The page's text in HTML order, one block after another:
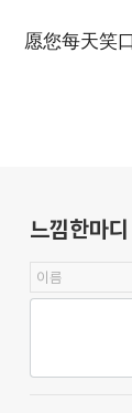
愿您每天笑
느낌한마디